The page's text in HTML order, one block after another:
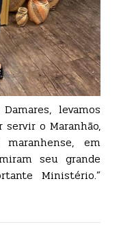
levamos
o Maranhão,
em
seu grande
Ministério.”